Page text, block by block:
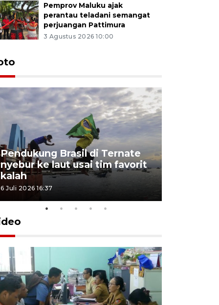
Pemprov Maluku ajak
perantau teladani semangat
perjuangan Pattimura
3 Agustus 2026 10:00
Pendukung Brasil di Ternate
nyebur ke laut usai tim favorit
kalah
6 Juli 2026 16:37